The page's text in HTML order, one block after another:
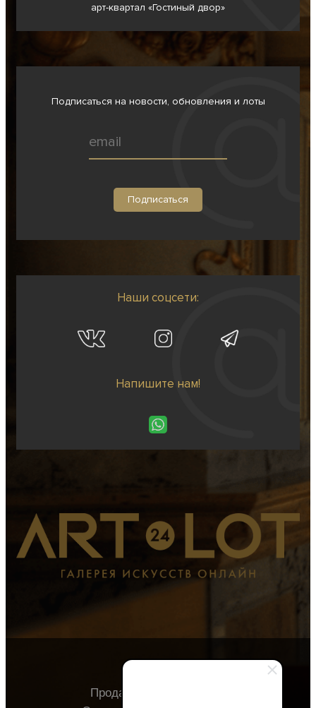
арт-квартал «Гостиный двор»
Подписаться на новости, обновления и лоты
Наши соцсети:
Напишите нам!
Продавцу